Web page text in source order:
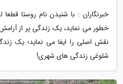
خبرنگاران : با شنیدن نام روستا
خطور می نماید، یک زندگی پر از
نقش اصلی را ایفا می نماید؛ یک
شلوغی زندگی های شهری!